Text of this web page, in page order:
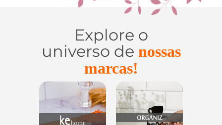
Explore o
universo de nossas
marcas!
Casa e
Organização
Utilidades de